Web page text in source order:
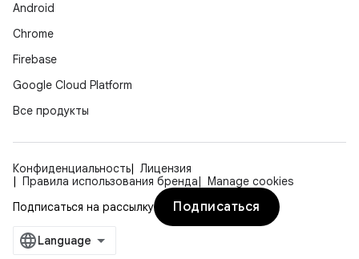
Android
Chrome
Firebase
Google Cloud Platform
Все продукты
Конфиденциальность
Лицензия
Правила использования бренда
Manage cookies
Подписаться на рассылку
Подписаться